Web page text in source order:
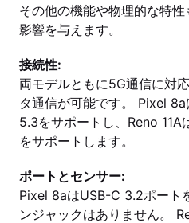
その他の機能や物理的な特
影響を与えます。
接続性:
両モデルともに5G通信に対
タ通信が可能です。 Pixel
5.3をサポートし、Reno
をサポートします。
ポートとセンサー:
Pixel 8aはUSB-C 3.2ポート
ンジャックはありません。